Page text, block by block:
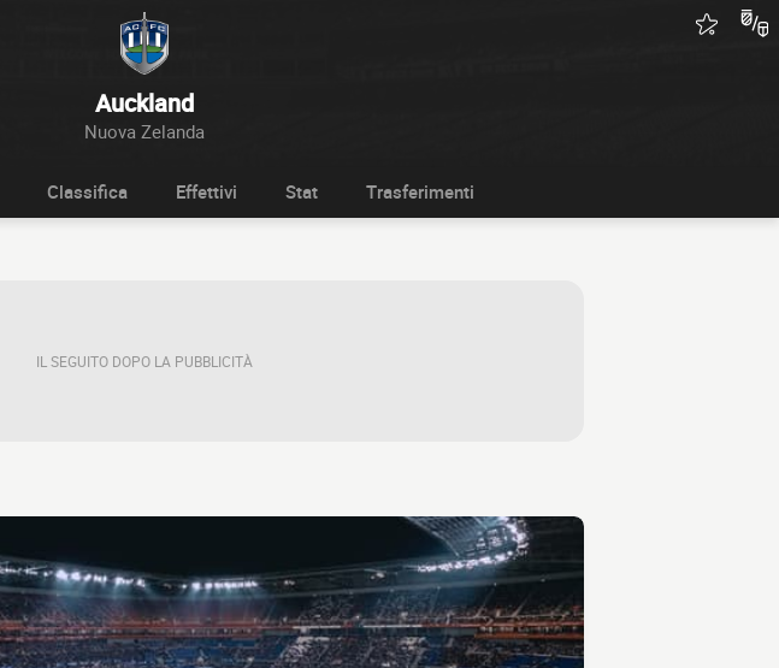
Auckland
Nuova Zelanda
Classifica Effettivi Stat Trasferimenti
IL SEGUITO DOPO LA PUBBLICITÀ